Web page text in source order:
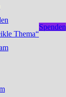
Thema“
Spenden